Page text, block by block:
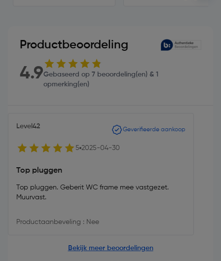
Productbeoordeling
4.9Gebaseerd op 7 beoordeling(en) & 1
opmerking(en)
Level42 Geverifieerde aankoop
5 2025-04-30
Top pluggen
Top pluggen. Geberit WC frame mee vastgezet.
Muurvast.
Productaanbeveling : Nee
Bekijk meer beoordelingen